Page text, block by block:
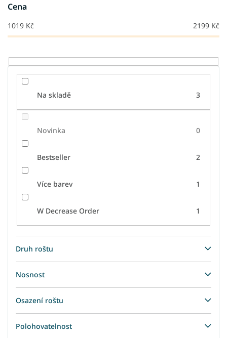
u
k
t
Cena
1019 Kč 2199 Kč
Na skladě 3
Novinka 0
Bestseller 2
Více barev 1
W Decrease Order 1
Druh roštu
Nosnost
Osazení roštu
Polohovatelnost